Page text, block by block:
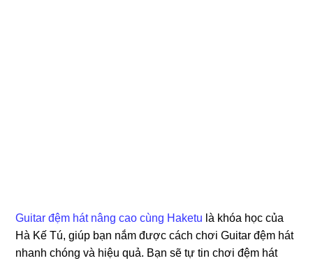
Guitar đệm hát nâng cao cùng Haketu là khóa học của
Hà Kế Tú, giúp bạn nắm được cách chơi Guitar đệm hát
nhanh chóng và hiệu quả. Bạn sẽ tự tin chơi đệm hát